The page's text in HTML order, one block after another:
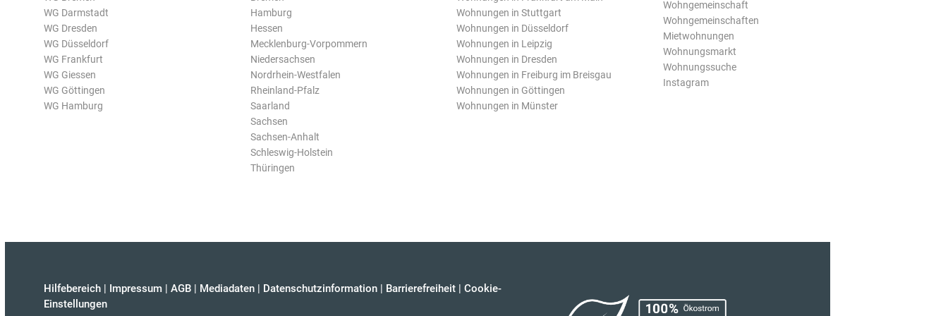
WG Darmstadt
WG Dresden
WG Düsseldorf
WG Frankfurt
WG Giessen
WG Göttingen
WG Hamburg
Hamburg
Hessen
Mecklenburg-Vorpommern
Niedersachsen
Nordrhein-Westfalen
Rheinland-Pfalz
Saarland
Sachsen
Sachsen-Anhalt
Schleswig-Holstein
Thüringen
Wohnungen in Stuttgart
Wohnungen in Düsseldorf
Wohnungen in Leipzig
Wohnungen in Dresden
Wohnungen in Freiburg im Breisgau
Wohnungen in Göttingen
Wohnungen in Münster
Wohngemeinschaft
Wohngemeinschaften
Mietwohnungen
Wohnungsmarkt
Wohnungssuche
Instagram
Hilfebereich | Impressum | AGB | Mediadaten | Datenschutzinformation | Barrierefreiheit | Cookie-
Einstellungen